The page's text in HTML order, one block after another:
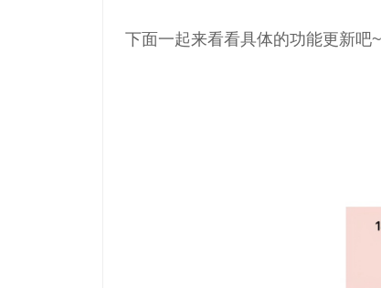
下面一起来看看具体的功能更新吧~